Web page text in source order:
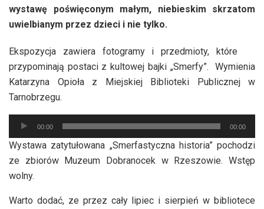
wystawę poświęconym małym, niebieskim skrzatom
uwielbianym przez dzieci i nie tylko.
Ekspozycja zawiera fotogramy i przedmioty, które
przypominają postaci z kultowej bajki „Smerfy”. Wymienia
Katarzyna Opioła z Miejskiej Biblioteki Publicznej w
Tarnobrzegu.
Odtwarzacz
plików
dźwiękowych
00:00 00:00
Wystawa zatytułowana „Smerfastyczna historia” pochodzi
ze zbiorów Muzeum Dobranocek w Rzeszowie. Wstęp
wolny.
Warto dodać, ze przez cały lipiec i sierpień w bibliotece